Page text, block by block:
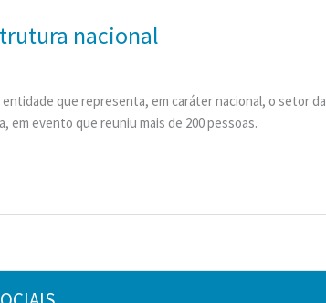
nacional
que representa, em caráter nacional, o setor da
evento que reuniu mais de 200 pessoas.